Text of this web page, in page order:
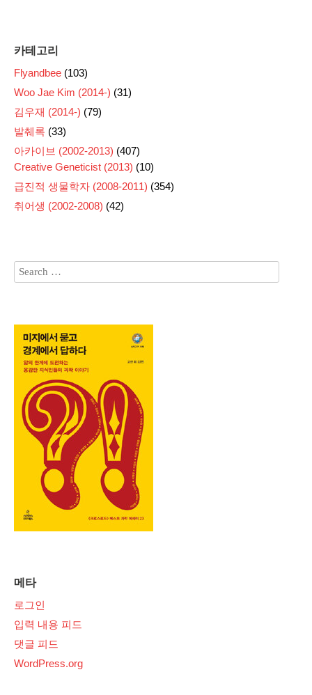
카테고리
Flyandbee (103)
Woo Jae Kim (2014-) (31)
김우재 (2014-) (79)
발췌록 (33)
아카이브 (2002-2013) (407)
Creative Geneticist (2013) (10)
급진적 생물학자 (2008-2011) (354)
취어생 (2002-2008) (42)
메타
로그인
입력 내용 피드
댓글 피드
WordPress.org